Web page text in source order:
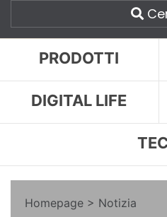
PRODOTTI
DIGITAL LIFE
Homepage > Notizia